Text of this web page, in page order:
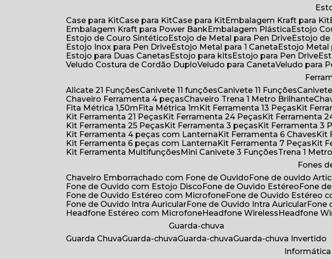
Case para Kit
Case para Kit Case para Kit Embalagem Kraft para Kit
Embalagem Kraft para Power Bank
Embalagem Plástica Estojo
Estojo de Couro Sintético
Estojo de Metal para Pen Drive Estojo
Estojo Inox para Pen Drive
Estojo Metal para 1 Caneta Estojo Metal
Estojo para Duas Canetas
Estojo para kits Estojo para Pen Drive
Veludo Costura de Cordão Duplo Veludo para Caneta Veludo para
Alicate 21 Funções
Canivete 11 funções Canivete 11 Funções
Chaveiro Ferramenta 4 peças
Chaveiro Trena 1 Metro Brilhante
Fita Métrica 1,50m
Fita Métrica 1m Kit Ferramenta 13 Peças Kit
Kit Ferramenta 21 Peças
Kit Ferramenta 24 Peças Kit Ferramenta
Kit Ferramenta 25 Peças
Kit Ferramenta 3 peças Kit Ferramenta 3
Kit Ferramenta 4 peças com Lanterna
Kit Ferramenta 6 Chaves
Kit Ferramenta 6 peças com Lanterna
Kit Ferramenta 7 Peças Kit
Kit Ferramenta Multifunções
Mini Canivete 3 Funções Trena 1 Metro
Fones
Chaveiro Emborrachado com Fone de Ouvido
Fone de ouvido
Fone de Ouvido com Estojo Disco
Fone de Ouvido Estéreo Fone
Fone de Ouvido Estéreo com Microfone Fone de Ouvido Estéreo
Fone de Ouvido Intra Auricular Fone de Ouvido Intra Auricular
Headfone Estéreo com Microfone
Headfone Wireless
Headfone
Guarda-chuva
Guarda Chuva
Guarda-chuva Guarda-chuva
Guarda-chuva Invertido